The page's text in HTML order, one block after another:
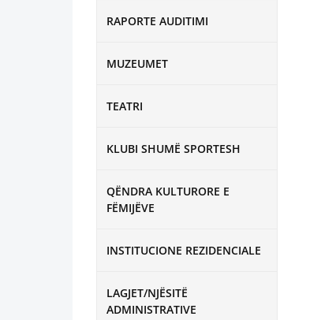
RAPORTE AUDITIMI
MUZEUMET
TEATRI
KLUBI SHUMË SPORTESH
QËNDRA KULTURORE E
FËMIJËVE
INSTITUCIONE REZIDENCIALE
LAGJET/NJËSITË
ADMINISTRATIVE